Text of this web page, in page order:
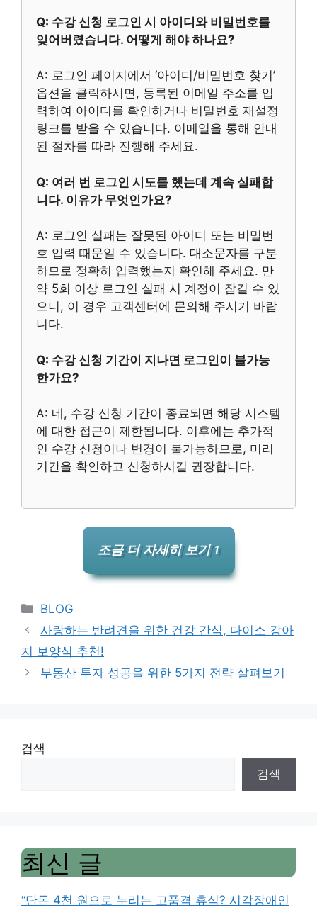
Q: 수강 신청 로그인 시 아이디와 비밀번호를
잊어버렸습니다. 어떻게 해야 하나요?
A: 로그인 페이지에서 ‘아이디/비밀번호 찾기’
옵션을 클릭하시면, 등록된 이메일 주소를 입
력하여 아이디를 확인하거나 비밀번호 재설정
링크를 받을 수 있습니다. 이메일을 통해 안내
된 절차를 따라 진행해 주세요.
Q: 여러 번 로그인 시도를 했는데 계속 실패합
니다. 이유가 무엇인가요?
A: 로그인 실패는 잘못된 아이디 또는 비밀번
호 입력 때문일 수 있습니다. 대소문자를 구분
하므로 정확히 입력했는지 확인해 주세요. 만
약 5회 이상 로그인 실패 시 계정이 잠길 수 있
으니, 이 경우 고객센터에 문의해 주시기 바랍
니다.
Q: 수강 신청 기간이 지나면 로그인이 불가능
한가요?
A: 네, 수강 신청 기간이 종료되면 해당 시스템
에 대한 접근이 제한됩니다. 이후에는 추가적
인 수강 신청이나 변경이 불가능하므로, 미리
기간을 확인하고 신청하시길 권장합니다.
조금 더 자세히 보기 1
Categories
BLOG
사랑하는 반려견을 위한 건강 간식, 다이소 강아
지 보양식 추천!
부동산 투자 성공을 위한 5가지 전략 살펴보기
검색
검색
최신 글
“단돈 4천 원으로 누리는 고품격 휴식? 시각장애인